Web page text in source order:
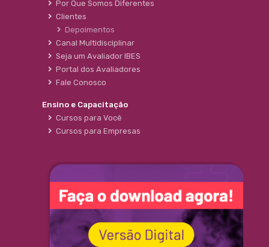
Por Que Somos Diferentes
Clientes
Depoimentos
Canal Multidisciplinar
Seja um Avaliador IBES
Portal dos Avaliadores
Fale Conosco
Ensino e Capacitação
Cursos para Você
Cursos para Empresas